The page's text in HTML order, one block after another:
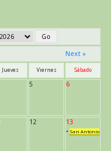
Next »
Jueves Viernes Sábado
5 6
12 13
* San Antonio